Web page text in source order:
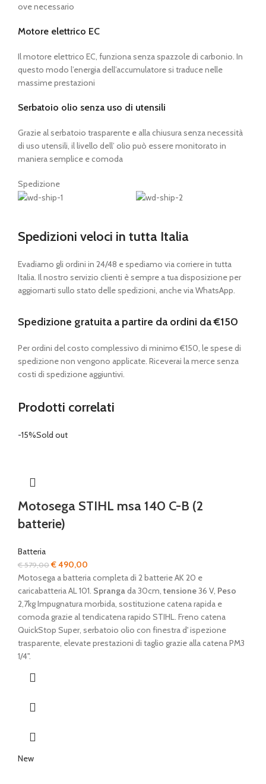
ove necessario
Motore elettrico EC
Il motore elettrico EC, funziona senza spazzole di carbonio. In
questo modo l’energia dell’accumulatore si traduce nelle
massime prestazioni
Serbatoio olio senza uso di utensili
Grazie al serbatoio trasparente e alla chiusura senza necessità
di uso utensili, il livello dell’ olio può essere monitorato in
maniera semplice e comoda
Spedizione
Spedizioni veloci in tutta Italia
Evadiamo gli ordini in 24/48 e spediamo via corriere in tutta
Italia. Il nostro servizio clienti è sempre a tua disposizione per
aggiornarti sullo stato delle spedizioni, anche via WhatsApp.
Spedizione gratuita a partire da ordini da €150
Per ordini del costo complessivo di minimo €150, le spese di
spedizione non vengono applicate. Riceverai la merce senza
costi di spedizione aggiuntivi.
Prodotti correlati
-15%Sold out
Motosega STIHL msa 140 C-B (2
batterie)
Batteria
€579,00Il
prezzo
originale
era:
€ 579,00.
€490,00
prezzo
attuale
è:
€ 490,00.
Motosega a batteria completa di 2 batterie AK 20 e
caricabatteria AL 101. Sprangada 30cm, tensione36 V, Peso
2,7kg Impugnatura morbida, sostituzione catena rapida e
comoda grazie al tendicatena rapido STIHL. Freno catena
QuickStop Super, serbatoio olio con finestra d' ispezione
trasparente, elevate prestazioni di taglio grazie alla catena PM3
1/4".
New